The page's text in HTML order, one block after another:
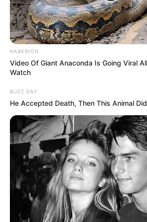
többségét, nagyjából 97
HABERION
Video Of Giant Anaconda Is Going Viral
Watch
BUZZ DAY
He Accepted Death, Then This Animal